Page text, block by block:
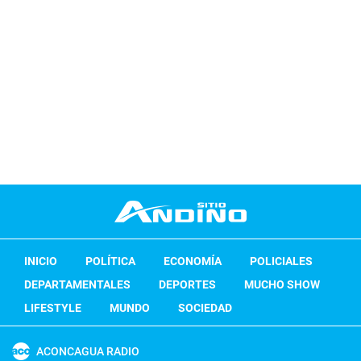
INICIO POLÍTICA ECONOMÍA
POLICIALES
DEPARTAMENTALES
DEPORTES
MUCHO SHOW
LIFESTYLE
MUNDO SOCIEDAD
ACONCAGUA RADIO